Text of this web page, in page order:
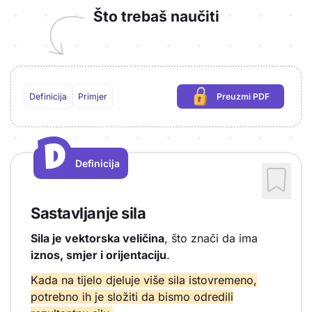
Što trebaš naučiti
Definicija Primjer Preuzmi PDF
(potrebna prijava)
D
D
Definicija
Sastavljanje sila
Sila je vektorska veličina, što znači da ima
iznos, smjer i orijentaciju.
Kada na tijelo djeluje više sila istovremeno,
potrebno ih je složiti da bismo odredili